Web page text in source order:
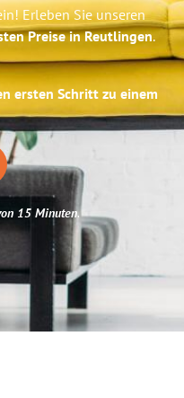
Erleben Sie unseren
Preise in Reutlingen.
ersten Schritt zu einem
15 Minuten.